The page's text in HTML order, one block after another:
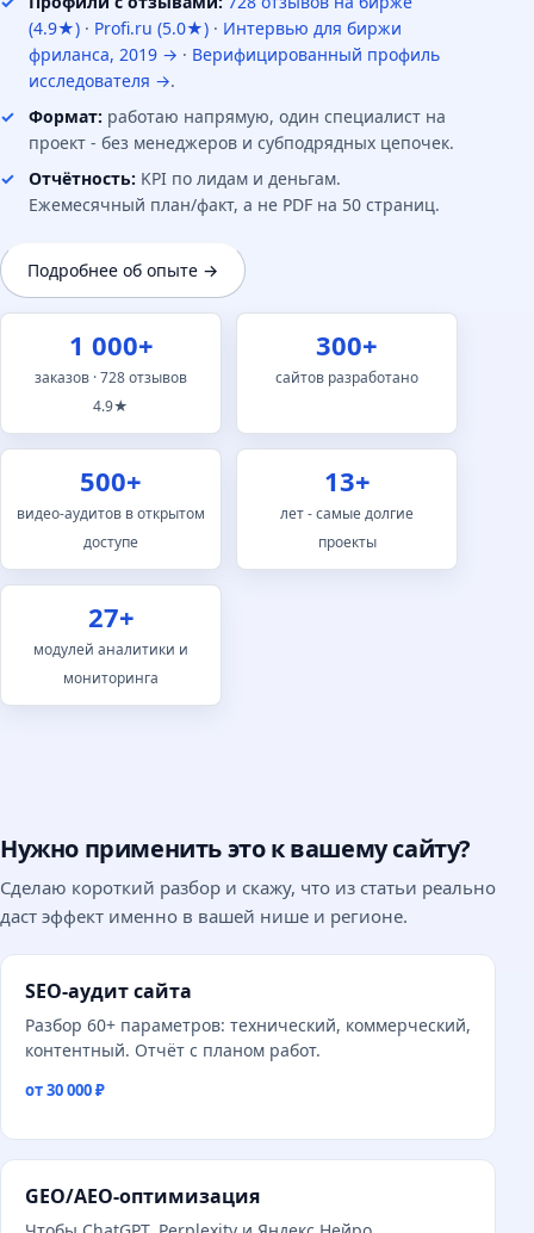
(4.9★) · Profi.ru (5.0★) · Интервью для биржи
фриланса, 2019 → · Верифицированный профиль
исследователя →.
Формат: работаю напрямую, один специалист на
проект - без менеджеров и субподрядных цепочек.
Отчётность: KPI по лидам и деньгам.
Ежемесячный план/факт, а не PDF на 50 страниц.
Подробнее об опыте →
1 000+
заказов · 728 отзывов
4.9★
300+
сайтов разработано
500+
видео-аудитов в открытом
доступе
13+
лет - самые долгие
проекты
27+
модулей аналитики и
мониторинга
Нужно применить это к вашему сайту?
Сделаю короткий разбор и скажу, что из статьи реально
даст эффект именно в вашей нише и регионе.
SEO-аудит сайта
Разбор 60+ параметров: технический, коммерческий,
контентный. Отчёт с планом работ.
от 30 000 ₽
GEO/AEO-оптимизация